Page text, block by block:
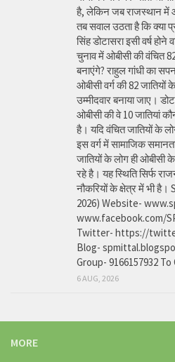
है, लेकिन जब राजस्थान में
तब सवाल उठता है कि क्या
सिंह डोटासरा इसी वर्ष
चुनाव में ओबीसी की वंचित
बनाएंगे? राहुल गांधी का
ओबीसी वर्ग की 82 जातियों
उम्मीदवार बनाया जाए।
ओबीसी की वे 10 जातियां
है। यदि वंचित जातियों के
इस वर्ग में सामाजिक
जातियों के लोग ही ओबीसी
रहे है। यह स्थिति सिर्फ
नौकरियों के क्षेत्र में भी
2026) Website-
www.facebook.com/
Twitter- https://
Blog-
Group- 9166157932
6 AUG, 2026
MORE